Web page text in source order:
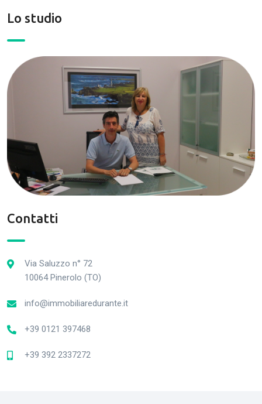
Lo studio
Contatti
Via Saluzzo n° 72
10064 Pinerolo (TO)
info@immobiliaredurante.it
+39 0121 397468
+39 392 2337272